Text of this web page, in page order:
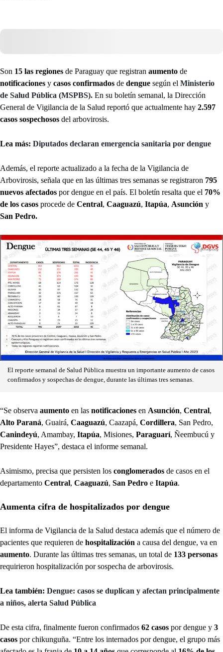
Son 15 las regiones de Paraguay que registran aumento de
notificaciones y casos confirmados de dengue según el Ministerio
de Salud Pública (MSPBS). En su boletín semanal, la Dirección
General de Vigilancia de la Salud reportó que actualmente hay 2.597
casos sospechosos del arbovirosis.
Lea más: Diputados declaran emergencia sanitaria por dengue
Además, el reporte actualizado a la fecha de la Vigilancia de
Arbovirosis, señala que en las últimas tres semanas se registraron 795
nuevos afectados por dengue en el país. El boletín resalta que el 70%
de los casos procede de Central, Caaguazú, Itapúa, Asunción y
San Pedro.
El reporte semanal de Salud Pública muestra un importante aumento de casos
confirmados y sospechas de dengue, durante las últimas tres semanas.
“Se observa aumento en las notificaciones en Asunción, Central,
Alto Paraná, Guairá, Caaguazú, Caazapá, Cordillera, San Pedro,
Canindeyú, Amambay, Itapúa, Misiones, Paraguarí, Ñeembucú y
Presidente Hayes”, destaca el informe semanal.
Asimismo, precisa que persisten los conglomerados de casos en el
departamento Central, Caaguazú, San Pedro e Itapúa.
Aumenta cifra de hospitalizados por dengue
El informa de Vigilancia de la Salud destaca además que el número de
pacientes que requieren de hospitalización a causa del dengue, va en
aumento. Durante las últimas tres semanas, un total de 133 personas
requirieron hospitalización por sospecha de arbovirosis.
Lea también: Dengue: casos se duplican y afectan principalmente
a niños, alerta Salud Pública
De esta cifra, finalmente fueron confirmados 62 casos por dengue y 3
casos por chikunguña. “Entre los internados por dengue, el grupo más